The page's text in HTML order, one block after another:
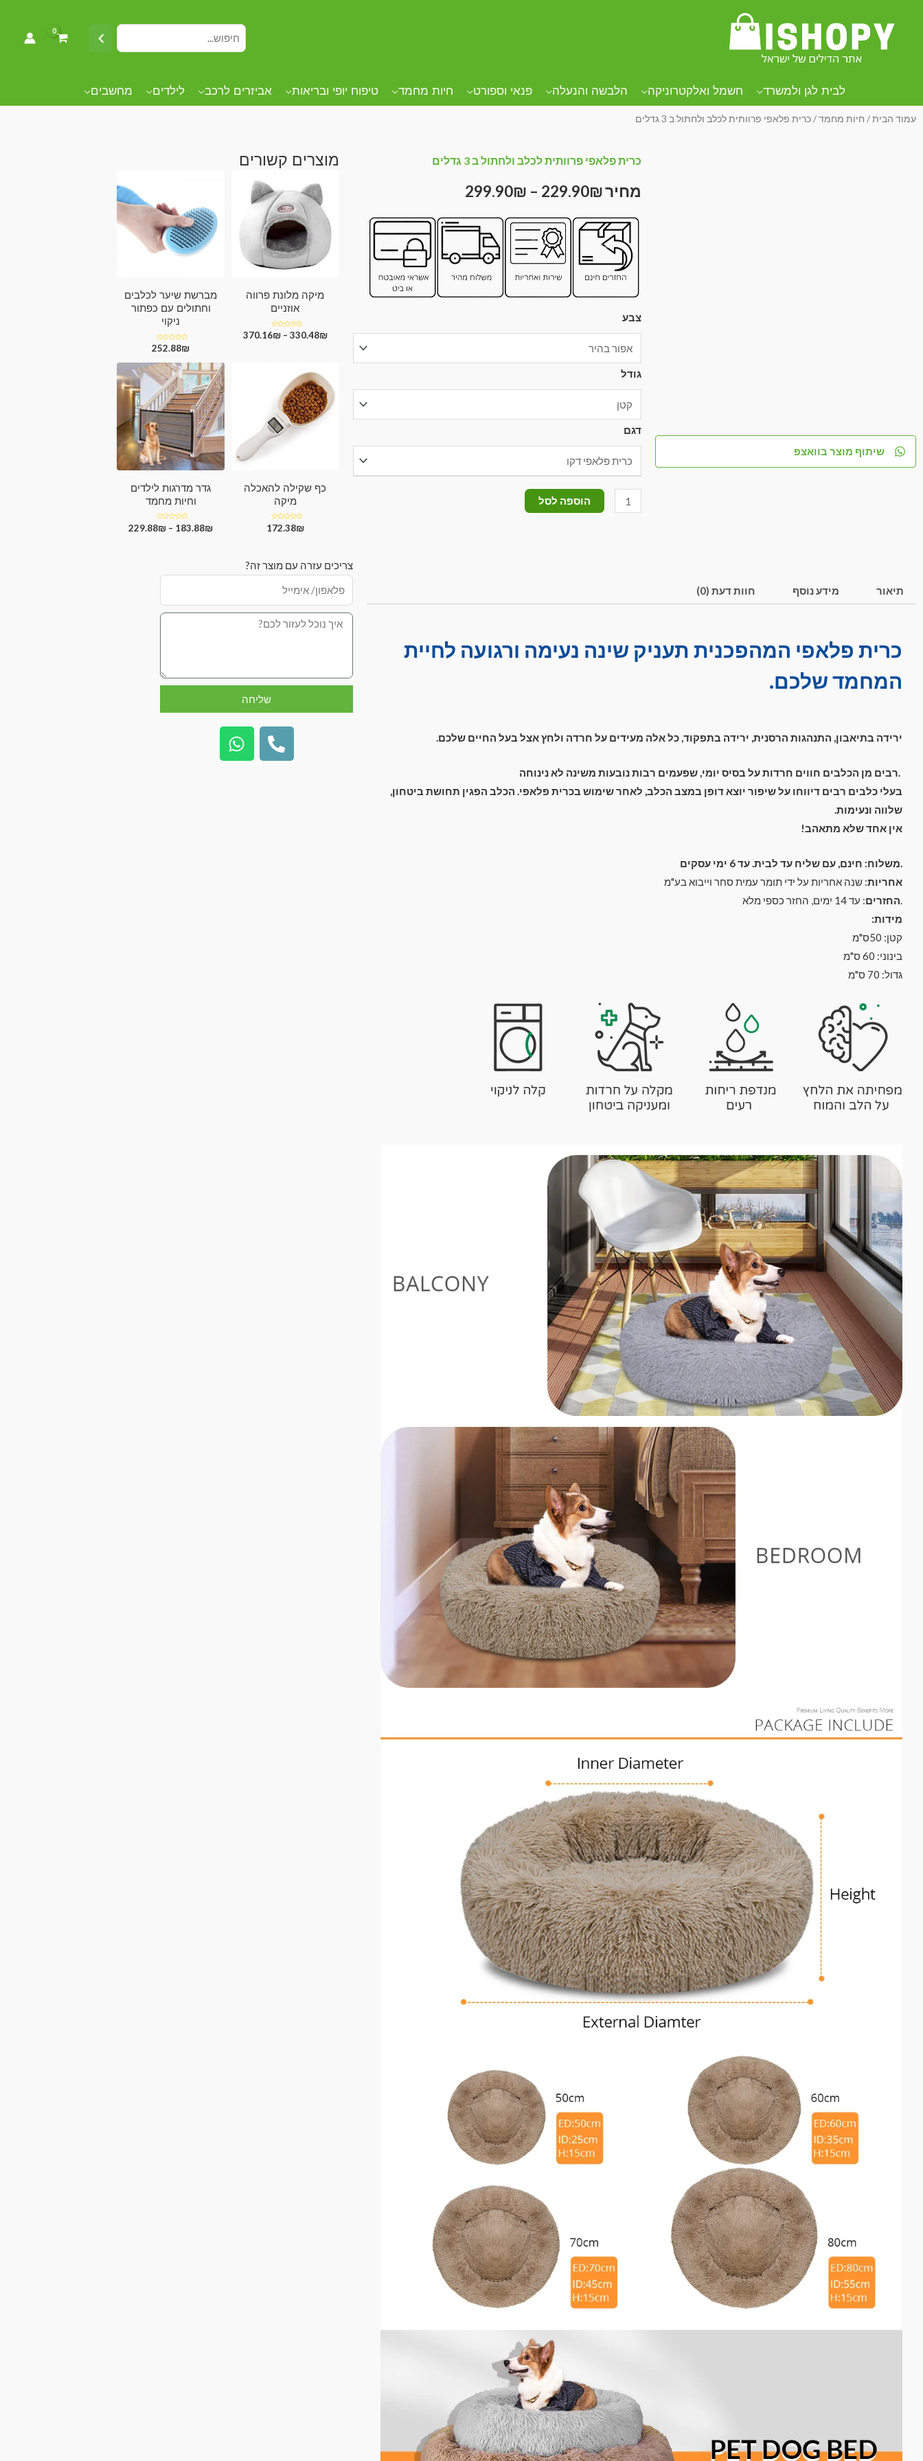
לבית לגן ולמשרד חשמל ואלקטרוניקה הלבשה והנעלה פנאי וספורט חיות מחמד טיפוח יופי ובריאות אביזרים לרכב לילדים מחשבים
עמוד הבית/ חיות מחמד/ כרית פלאפי פרוותית לכלב ולחתול ב 3 גדלים
שיתוף מוצר בוואצפ
כרית פלאפי פרוותית לכלב ולחתול ב 3 גדלים
229.90₪
–
299.90₪
צבע
גודל
דגם
הוספה לסל
מוצרים קשורים
מיקה מלונת פרווה
אוזניים
דורג
0
330.48₪
–
370.16₪
מברשת שיער לכלבים
וחתולים עם כפתור
ניקוי
דורג
0
5
252.88₪
כף שקילה להאכלה
מיקה
דורג
0
172.38₪
גדר מדרגות לילדים
וחיות מחמד
דורג
0
183.88₪
–
229.88₪
תיאור מידע נוסף חוות דעת (0)
כרית פלאפי המהפכנית תעניק שינה נעימה ורגועה לחיית
המחמד שלכם.
ירידה בתיאבון, התנהגות הרסנית, ירידה בתפקוד, כל אלה מעידים על חרדה ולחץ אצל בעל החיים שלכם.
.רבים מן הכלבים חווים חרדות על בסיס יומי, שפעמים רבות נובעות משינה לא נינוחה
בעלי כלבים רבים דיווחו על שיפור יוצא דופן במצב הכלב, לאחר שימוש בכרית פלאפי. הכלב הפגין תחושת ביטחון,
שלווה ונעימות.
אין אחד שלא מתאהב!
.משלוח: חינם, עם שליח עד לבית. עד 6 ימי עסקים
אחריות: שנה אחריות על ידי תומר עמית סחר וייבוא בע"מ
החזרים: עד 14 ימים, החזר כספי מלא
מידות:
קטן: 50ס"מ
בינוני: 60 ס"מ
גדול: 70 ס"מ
צריכים עזרה עם מוצר זה?
שליחה